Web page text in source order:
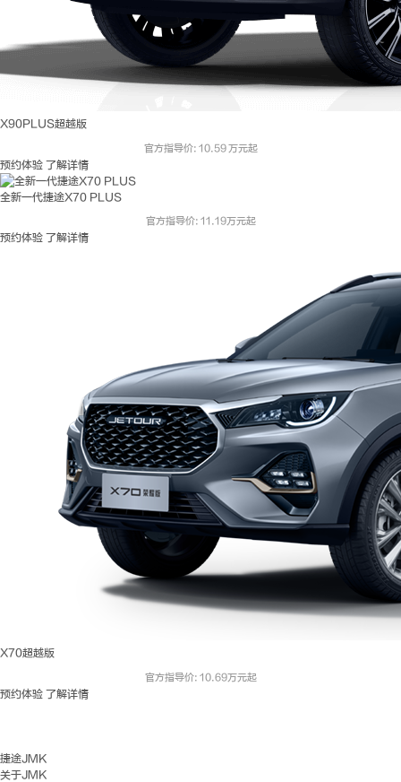
X90PLUS超越版
官方指导价: 10.59 万元起
预约体验 了解详情
全新一代捷途X70 PLUS
官方指导价: 11.19万元起
预约体验 了解详情
X70超越版
官方指导价: 10.69万元起
预约体验 了解详情
捷途JMK
关于JMK